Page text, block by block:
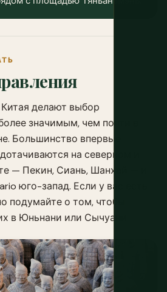
делают выбор
значимым, чем почти в
Большинство впервые
на северном и
— Пекин, Сиань, Шанхай — и
юго-запад. Если у вас есть
подумайте о том, чтобы
в Юньнани или Сычуани.